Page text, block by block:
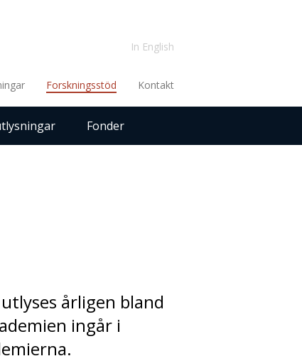
In English
Forskningsstöd Kontakt
Fonder
årligen bland
ingår i